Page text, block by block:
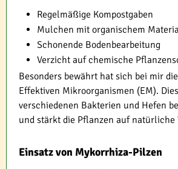
Regelmäßige Kompostgaben
Mulchen mit organischem
Schonende Bodenbearbeitung
Verzicht auf chemische
Besonders bewährt hat sich bei mir
Effektiven Mikroorganismen (EM).
verschiedenen Bakterien und Hefen
und stärkt die Pflanzen auf natürliche
Einsatz von Mykorrhiza-Pilzen